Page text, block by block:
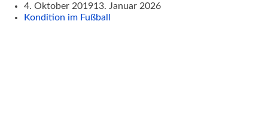
4. Oktober 201913. Januar 2026
Kondition im Fußball